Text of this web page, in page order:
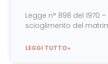
Legge n° 898 del 1970
scioglimento del
LEGGI TUTTO»